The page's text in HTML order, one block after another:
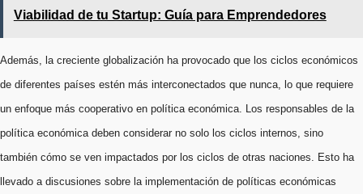
Viabilidad de tu Startup: Guía para Emprendedores
Además, la creciente globalización ha provocado que los ciclos económicos
de diferentes países estén más interconectados que nunca, lo que requiere
un enfoque más cooperativo en política económica. Los responsables de la
política económica deben considerar no solo los ciclos internos, sino
también cómo se ven impactados por los ciclos de otras naciones. Esto ha
llevado a discusiones sobre la implementación de políticas económicas